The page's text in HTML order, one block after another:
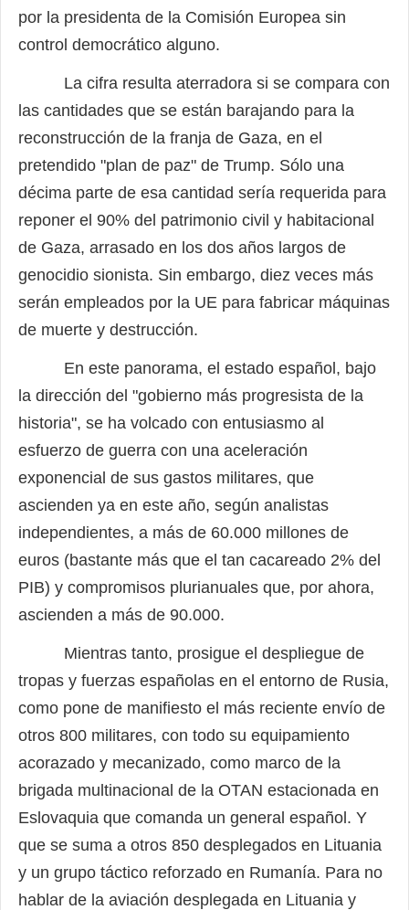
por la presidenta de la Comisión Europea sin
control democrático alguno.
La cifra resulta aterradora si se compara con
las cantidades que se están barajando para la
reconstrucción de la franja de Gaza, en el
pretendido "plan de paz" de Trump. Sólo una
décima parte de esa cantidad sería requerida para
reponer el 90% del patrimonio civil y habitacional
de Gaza, arrasado en los dos años largos de
genocidio sionista. Sin embargo, diez veces más
serán empleados por la UE para fabricar máquinas
de muerte y destrucción.
En este panorama, el estado español, bajo
la dirección del "gobierno más progresista de la
historia", se ha volcado con entusiasmo al
esfuerzo de guerra con una aceleración
exponencial de sus gastos militares, que
ascienden ya en este año, según analistas
independientes, a más de 60.000 millones de
euros (bastante más que el tan cacareado 2% del
PIB) y compromisos plurianuales que, por ahora,
ascienden a más de 90.000.
Mientras tanto, prosigue el despliegue de
tropas y fuerzas españolas en el entorno de Rusia,
como pone de manifiesto el más reciente envío de
otros 800 militares, con todo su equipamiento
acorazado y mecanizado, como marco de la
brigada multinacional de la OTAN estacionada en
Eslovaquia que comanda un general español. Y
que se suma a otros 850 desplegados en Lituania
y un grupo táctico reforzado en Rumanía. Para no
hablar de la aviación desplegada en Lituania y